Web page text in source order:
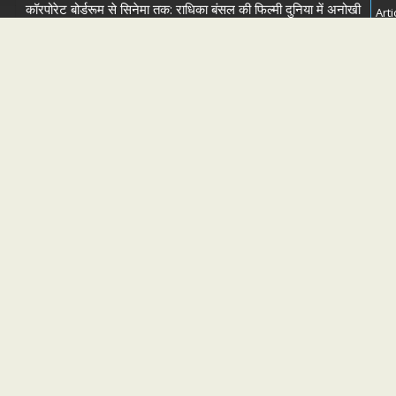
कॉरपोरेट बोर्डरूम से सिनेमा तक: राधिका बंसल की फिल्मी दुनिया में अनोखी